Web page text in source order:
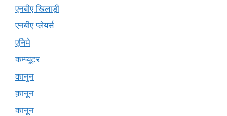
एनबीए खिलाड़ी
एनबीए प्लेयर्स
एनिमे
कम्प्यूटर
कानुन
क़ानून
कानून